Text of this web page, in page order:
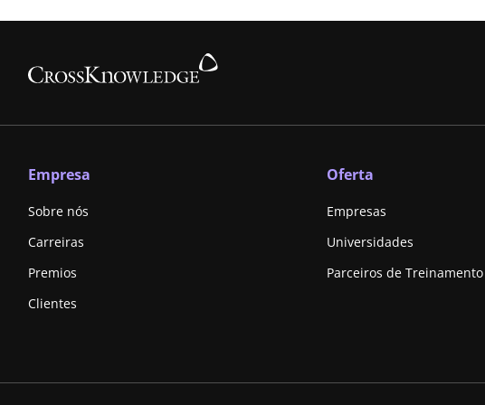
Empresa
Sobre nós
Carreiras
Premios
Clientes
Oferta
Empresas
Universidades
Parceiros de Treinamento